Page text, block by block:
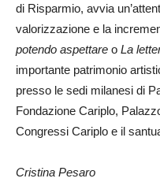
di Risparmio, avvia
valorizzazione e la
potendo aspettare o La
importante patrimonio
presso le sedi milanesi di
Fondazione Cariplo,
Congressi Cariplo e il
Cristina Pesaro